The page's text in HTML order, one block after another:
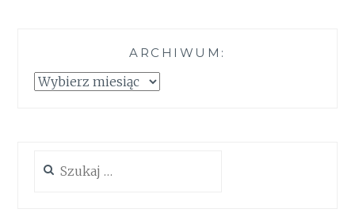
ARCHIWUM:
Archiwum: